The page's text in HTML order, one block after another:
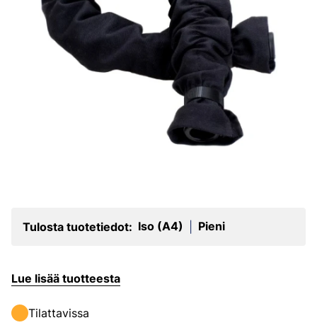
Tulosta tuotetiedot: Iso (A4) Pieni
Lue lisää tuotteesta
Tilattavissa